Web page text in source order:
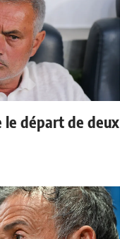
le départ de deux